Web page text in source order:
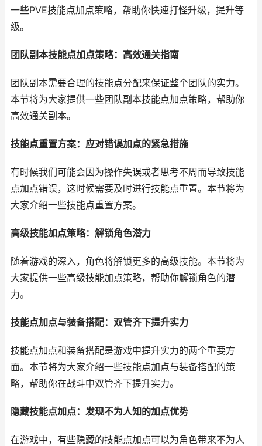
一些PVE技能点加点策略，帮助你快速打怪升级，提升等
级。
团队副本技能点加点策略：高效通关指南
团队副本需要合理的技能点分配来保证整个团队的实力。
本节将为大家提供一些团队副本技能点加点策略，帮助你
高效通关副本。
技能点重置方案：应对错误加点的紧急措施
有时候我们可能会因为操作失误或者思考不周而导致技能
点加点错误，这时候需要及时进行技能点重置。本节将为
大家介绍一些技能点重置方案。
高级技能加点策略：解锁角色潜力
随着游戏的深入，角色将解锁更多的高级技能。本节将为
大家提供一些高级技能加点策略，帮助你解锁角色的潜
力。
技能点加点与装备搭配：双管齐下提升实力
技能点加点和装备搭配是游戏中提升实力的两个重要方
面。本节将为大家介绍一些技能点加点与装备搭配的策
略，帮助你在战斗中双管齐下提升实力。
隐藏技能点加点：发现不为人知的加点优势
在游戏中，有些隐藏的技能点加点可以为角色带来不为人